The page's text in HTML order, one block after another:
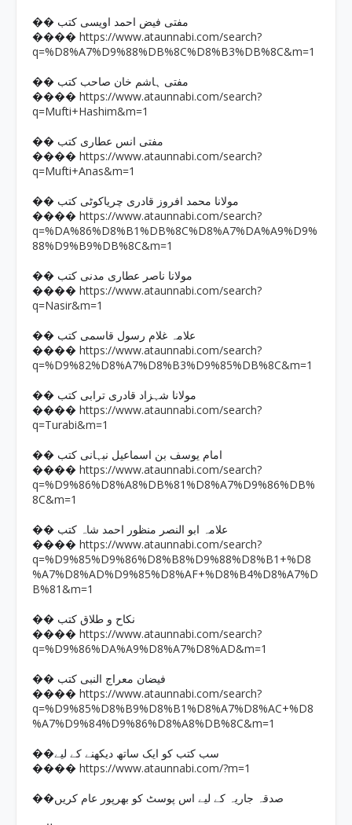
�� مفتی فیض احمد اویسی کتب
���� https://www.ataunnabi.com/search?
q=%D8%A7%D9%88%DB%8C%D8%B3%DB%8C&m=1
�� مفتی ہاشم خان صاحب کتب
���� https://www.ataunnabi.com/search?
q=Mufti+Hashim&m=1
�� مفتی انس عطاری کتب
���� https://www.ataunnabi.com/search?
q=Mufti+Anas&m=1
�� مولانا محمد افروز قادری چریاکوٹی کتب
���� https://www.ataunnabi.com/search?
q=%DA%86%D8%B1%DB%8C%D8%A7%DA%A9%D9%
88%D9%B9%DB%8C&m=1
�� مولانا ناصر عطاری مدنی کتب
���� https://www.ataunnabi.com/search?
q=Nasir&m=1
�� علامہ غلام رسول قاسمی کتب
���� https://www.ataunnabi.com/search?
q=%D9%82%D8%A7%D8%B3%D9%85%DB%8C&m=1
�� مولانا شہزاد قادری ترابی کتب
���� https://www.ataunnabi.com/search?
q=Turabi&m=1
�� امام یوسف بن اسماعیل نبہانی کتب
���� https://www.ataunnabi.com/search?
q=%D9%86%D8%A8%DB%81%D8%A7%D9%86%DB%
8C&m=1
�� علامہ ابو النصر منظور احمد شاہ کتب
���� https://www.ataunnabi.com/search?
q=%D9%85%D9%86%D8%B8%D9%88%D8%B1+%D8
%A7%D8%AD%D9%85%D8%AF+%D8%B4%D8%A7%D
B%81&m=1
�� نکاح و طلاق کتب
���� https://www.ataunnabi.com/search?
q=%D9%86%DA%A9%D8%A7%D8%AD&m=1
�� فیضان معراج النبی کتب
���� https://www.ataunnabi.com/search?
q=%D9%85%D8%B9%D8%B1%D8%A7%D8%AC+%D8
%A7%D9%84%D9%86%D8%A8%DB%8C&m=1
��سب کتب کو ایک ساتھ دیکھنے کے لیے
���� https://www.ataunnabi.com/?m=1
��صدقہ جاریہ کے لیے اس پوسٹ کو بھرپور عام کریں